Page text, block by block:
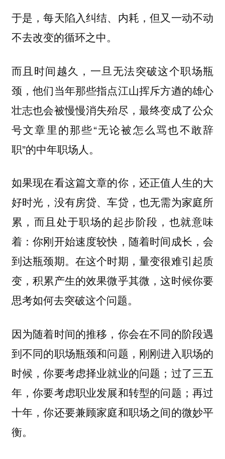
于是，每天陷入纠结、内耗，但又一动不动
不去改变的循环之中。
而且时间越久，一旦无法突破这个职场瓶
颈，他们当年那些指点江山挥斥方遒的雄心
壮志也会被慢慢消失殆尽，最终变成了公众
号文章里的那些“无论被怎么骂也不敢辞
职”的中年职场人。
如果现在看这篇文章的你，还正值人生的大
好时光，没有房贷、车贷，也无需为家庭所
累，而且处于职场的起步阶段，也就意味
着：你刚开始速度较快，随着时间成长，会
到达瓶颈期。在这个时期，量变很难引起质
变，积累产生的效果微乎其微，这时候你要
思考如何去突破这个问题。
因为随着时间的推移，你会在不同的阶段遇
到不同的职场瓶颈和问题，刚刚进入职场的
时候，你要考虑择业就业的问题；过了三五
年，你要考虑职业发展和转型的问题；再过
十年，你还要兼顾家庭和职场之间的微妙平
衡。